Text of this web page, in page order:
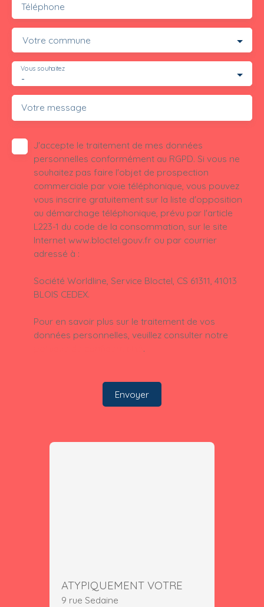
Téléphone
Votre commune
-
Vous souhaitez
Votre message
J'accepte le traitement de mes données
personnelles conformément au RGPD. Si vous ne
souhaitez pas faire l'objet de prospection
commerciale par voie téléphonique, vous pouvez
vous inscrire gratuitement sur la liste d'opposition
au démarchage téléphonique, prévu par l'article
L223-1 du code de la consommation, sur le site
Internet www.bloctel.gouv.fr ou par courrier
adressé à :
Société Worldline, Service Bloctel, CS 61311, 41013
BLOIS CEDEX.
Pour en savoir plus sur le traitement de vos
données personnelles, veuillez consulter notre
.
Envoyer
ATYPIQUEMENT VOTRE
9 rue Sedaine